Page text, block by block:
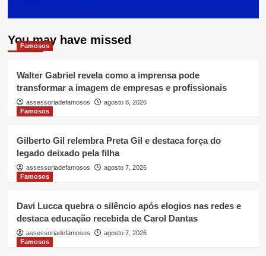
You may have missed
Famosos
Walter Gabriel revela como a imprensa pode
transformar a imagem de empresas e profissionais
assessoriadefamosos
agosto 8, 2026
Famosos
Gilberto Gil relembra Preta Gil e destaca força do
legado deixado pela filha
assessoriadefamosos
agosto 7, 2026
Famosos
Davi Lucca quebra o silêncio após elogios nas redes e
destaca educação recebida de Carol Dantas
assessoriadefamosos
agosto 7, 2026
Famosos